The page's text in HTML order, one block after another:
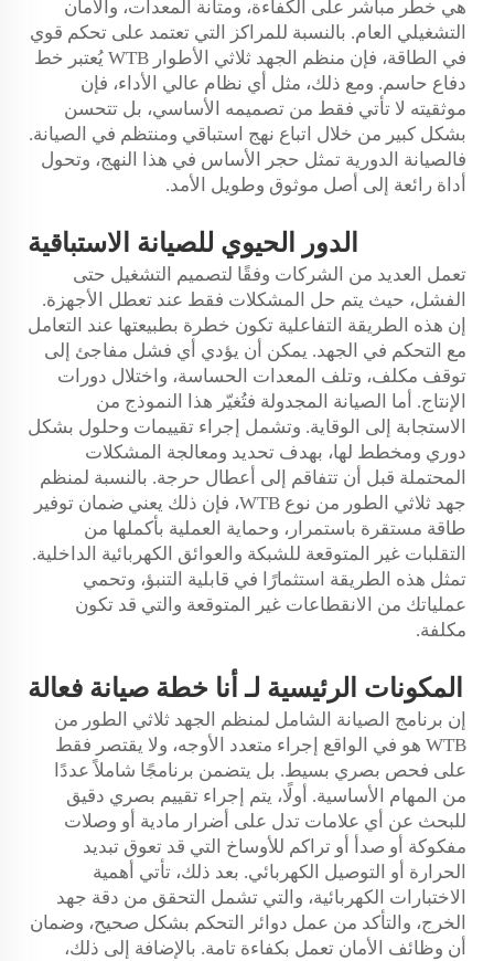
هي خطر مباشر على الكفاءة، ومتانة المعدات، والأمان
التشغيلي العام. بالنسبة للمراكز التي تعتمد على تحكم قوي
في الطاقة، فإن منظم الجهد ثلاثي الأطوار WTB يُعتبر خط
دفاع حاسم. ومع ذلك، مثل أي نظام عالي الأداء، فإن
موثقيته لا تأتي فقط من تصميمه الأساسي، بل تتحسن
بشكل كبير من خلال اتباع نهج استباقي ومنتظم في الصيانة.
فالصيانة الدورية تمثل حجر الأساس في هذا النهج، وتحول
أداة رائعة إلى أصل موثوق وطويل الأمد.
الدور الحيوي للصيانة الاستباقية
تعمل العديد من الشركات وفقًا لتصميم التشغيل حتى
الفشل، حيث يتم حل المشكلات فقط عند تعطل الأجهزة.
إن هذه الطريقة التفاعلية تكون خطرة بطبيعتها عند التعامل
مع التحكم في الجهد. يمكن أن يؤدي أي فشل مفاجئ إلى
توقف مكلف، وتلف المعدات الحساسة، واختلال دورات
الإنتاج. أما الصيانة المجدولة فتُغيّر هذا النموذج من
الاستجابة إلى الوقاية. وتشمل إجراء تقييمات وحلول بشكل
دوري ومخطط لها، بهدف تحديد ومعالجة المشكلات
المحتملة قبل أن تتفاقم إلى أعطال حرجة. بالنسبة لمنظم
جهد ثلاثي الطور من نوع WTB، فإن ذلك يعني ضمان توفير
طاقة مستقرة باستمرار، وحماية العملية بأكملها من
التقلبات غير المتوقعة للشبكة والعوائق الكهربائية الداخلية.
تمثل هذه الطريقة استثمارًا في قابلية التنبؤ، وتحمي
عملياتك من الانقطاعات غير المتوقعة والتي قد تكون
مكلفة.
المكونات الرئيسية لـ أنا خطة صيانة فعالة
إن برنامج الصيانة الشامل لمنظم الجهد ثلاثي الطور من
WTB هو في الواقع إجراء متعدد الأوجه، ولا يقتصر فقط
على فحص بصري بسيط. بل يتضمن برنامجًا شاملاً عددًا
من المهام الأساسية. أولًا، يتم إجراء تقييم بصري دقيق
للبحث عن أي علامات تدل على أضرار مادية أو وصلات
مفكوكة أو صدأ أو تراكم للأوساخ التي قد تعوق تبديد
الحرارة أو التوصيل الكهربائي. بعد ذلك، تأتي أهمية
الاختبارات الكهربائية، والتي تشمل التحقق من دقة جهد
الخرج، والتأكد من عمل دوائر التحكم بشكل صحيح، وضمان
أن وظائف الأمان تعمل بكفاءة تامة. بالإضافة إلى ذلك،